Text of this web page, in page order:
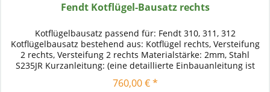
Fendt Kotflügel-Bausatz rechts
Kotflügelbausatz passend für: Fendt 310, 311, 312
Kotflügelbausatz bestehend aus: Kotflügel rechts, Versteifung
2 rechts, Versteifung 2 rechts Materialstärke: 2mm, Stahl
S235JR Kurzanleitung: (eine detaillierte Einbauanleitung ist
760,00 € *